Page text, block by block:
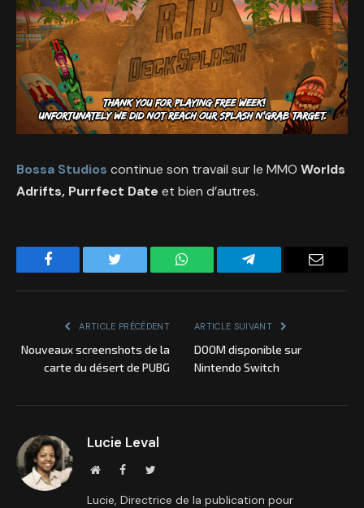
Bossa Studios continue son travail sur le MMO Worlds
Adrifts, Purrfect Date et bien d’autres.
Facebook Twitter WhatsApp Telegram Email
ARTICLE PRÉCÉDENT
Nouveaux screenshots de la
carte du désert de PUBG
ARTICLE SUIVANT
DOOM disponible sur
Nintendo Switch
Lucie Leval
Site
FacebookTwitter
Lucie, Directrice de la publication pour